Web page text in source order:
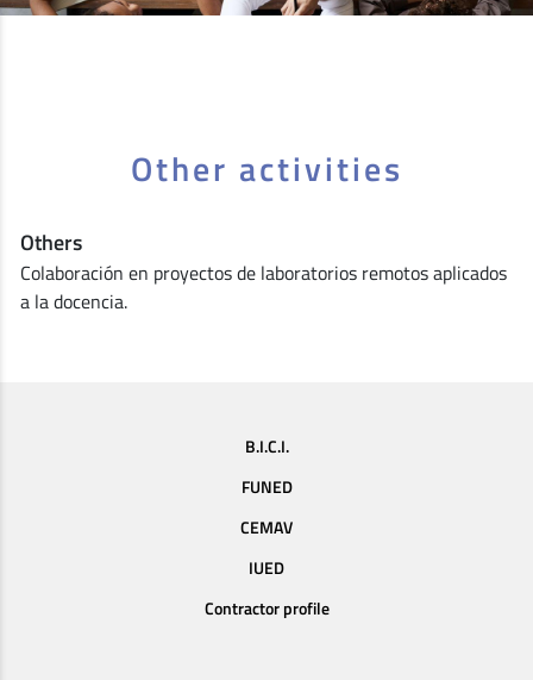
Other activities
Others
Colaboración en proyectos de laboratorios remotos aplicados
a la docencia.
B.I.C.I.
FUNED
CEMAV
IUED
Contractor profile